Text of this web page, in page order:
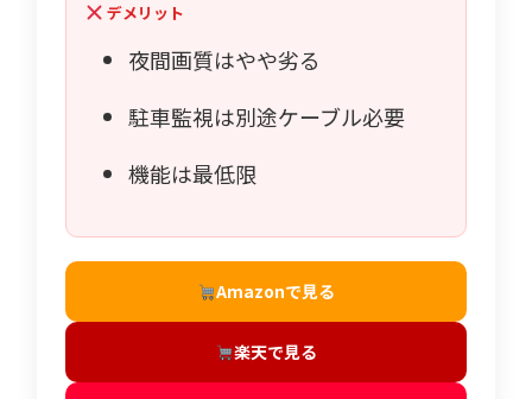
デメリット
夜間画質はやや劣る
駐車監視は別途ケーブル必要
機能は最低限
Amazonで見る
楽天で見る